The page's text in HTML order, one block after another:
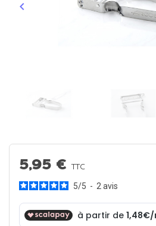
Précédent
keyboard_arrow_left
5,95 €TTC
5/5 - 2 avis